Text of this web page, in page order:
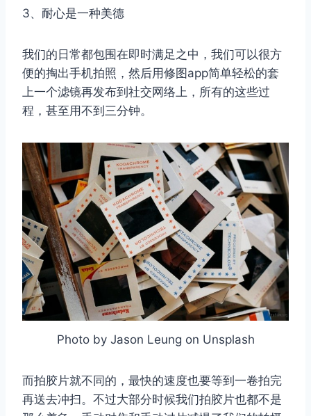
3、耐心是一种美德
我们的日常都包围在即时满足之中，我们可以很方
便的掏出手机拍照，然后用修图app简单轻松的套
上一个滤镜再发布到社交网络上，所有的这些过
程，甚至用不到三分钟。
Photo by Jason Leung on Unsplash
而拍胶片就不同的，最快的速度也要等到一卷拍完
再送去冲扫。不过大部分时候我们拍胶片也都不是